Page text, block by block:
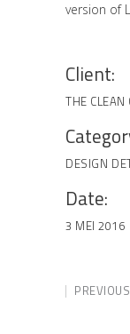
version of
Client:
THE CLEAN
DESIGN
Date:
3 MEI 2016
PREVIOUS